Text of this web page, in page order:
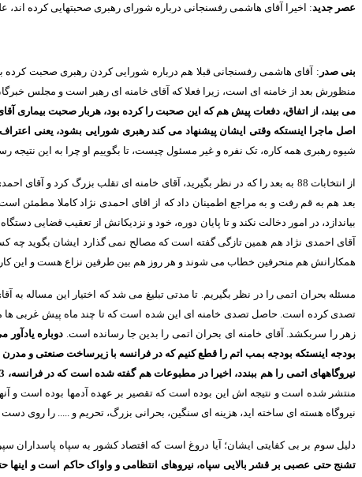
عصر جدید: اخیرا آقای هاشمی رفسنجانی درباره شورای رهبری صحبتهایی کرده
بنی صدر : آقای هاشمی رفسنجانی قبلا هم درباره شورایی کردن رهبری صحبت کرده
منظورش بعد از خامنه ای است، زیرا فعلا که آقای خامنه ای رهبر است و مجلس
می بیند، از اتفاق، دفعات پیش هم که این صحبت را کرده بود، هربار صحبت بیماری
اصل ماجرا اینستکه وقتی ایشان پیشنهاد می کند رهبری شورایی بشود، یعنی
شیوه رهبری همه کاره، تک نفره و غیر مسئول چیست، تا بگوییم او چرا به این
از انتخابات 88 به بعد را که در نظر بگیرید، آقای خامنه ای تقلب بزرگ کرد و
بعد هم به قم رفت و به مراجع اطمینان داد که از اقای احمدی نژاد کاملا مطمئن است
بیاندازد، در امور دخالت نکند و تا پایان دوره، خود و نزدیکانش از تعقیب قضایی
آقای احمدی نژاد هم همین تازگی گفته است که مصالح نمی گذارد ایشان بگوید چه
همکارانش هم منحرفین خطاب می شوند و هر روز هم بین طرفین نزاع هست و این
مسئله بحران اتمی را در نظر بگیریم تا مدتی تبلیغ می شد که اختیار این مساله
تصدی کرده است. حاصل تصدی خامنه ای این شده است که تا چند ماه پیش غربی ها
زهر را سربکشد
آقای خامنه ای بحران اتمی را بدین جا رسانده است دوباره
بودجه اینستکه بودجه بمب اتم را قطع کنیم که در فرانسه با زیرساخت صنعتی و مدرن
نیروگاههای اتمی را هم ببندد، اخیرا در مطبوعات هم گفته شده است که در فرانسه،
منتشر شده است و نتیجه اش این بوده است که تقصیر بر عهده آدمها بوده است و
نیروگاه هسته ای ساخته اید، هزینه ای سنگین، بحرانی بزرگ، تحریم و
را روی دست
دلیل سوم بر بی کفایتی ایشان؛ آیا دروغ است که اقتصاد کشور به سپاه
تشنج حتی عصبی بر قشر بالایی سپاه، نیروهای انتظامی و واواک حاکم است و اینها